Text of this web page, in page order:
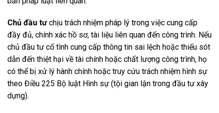
Chủ đầu tưchịu trách nhiệm pháp lý trong việc cung cấp
đầy đủ, chính xác hồ sơ, tài liệu liên quan đến công trình. Nếu
chủ đầu tư cố tình cung cấp thông tin sai lệch hoặc thiếu sót
dẫn đến thiệt hại về tài chính hoặc chất lượng công trình, họ
có thể bị xử lý hành chính hoặc truy cứu trách nhiệm hình sự
theo Điều 225 Bộ luật Hình sự (tội gian lận trong đầu tư xây
dựng).